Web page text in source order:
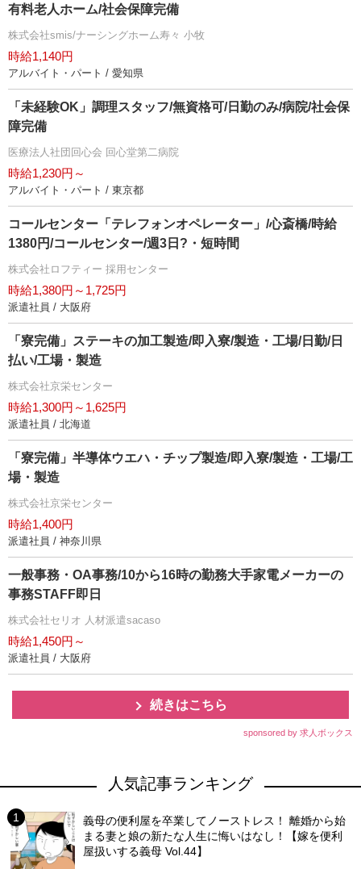
有料老人ホーム/社会保障完備
株式会社smis/ナーシングホーム寿々 小牧
時給1,140円
アルバイト・パート / 愛知県
「未経験OK」調理スタッフ/無資格可/日勤のみ/病院/社会保
障完備
医療法人社団回心会 回心堂第二病院
時給1,230円～
アルバイト・パート / 東京都
コールセンター「テレフォンオペレーター」/心斎橋/時給
1380円/コールセンター/週3日?・短時間
株式会社ロフティー 採用センター
時給1,380円～1,725円
派遣社員 / 大阪府
「寮完備」ステーキの加工製造/即入寮/製造・工場/日勤/日
払い/工場・製造
株式会社京栄センター
時給1,300円～1,625円
派遣社員 / 北海道
「寮完備」半導体ウエハ・チップ製造/即入寮/製造・工場/工
場・製造
株式会社京栄センター
時給1,400円
派遣社員 / 神奈川県
一般事務・OA事務/10から16時の勤務大手家電メーカーの
事務STAFF即日
株式会社セリオ 人材派遣sacaso
時給1,450円～
派遣社員 / 大阪府
続きはこちら
sponsored by 求人ボックス
人気記事ランキング
義母の便利屋を卒業してノーストレス！ 離婚から始
まる妻と娘の新たな人生に悔いはなし！【嫁を便利
屋扱いする義母 Vol.44】